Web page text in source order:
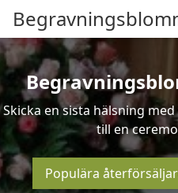
Skicka en sista hälsning
till en
Populära